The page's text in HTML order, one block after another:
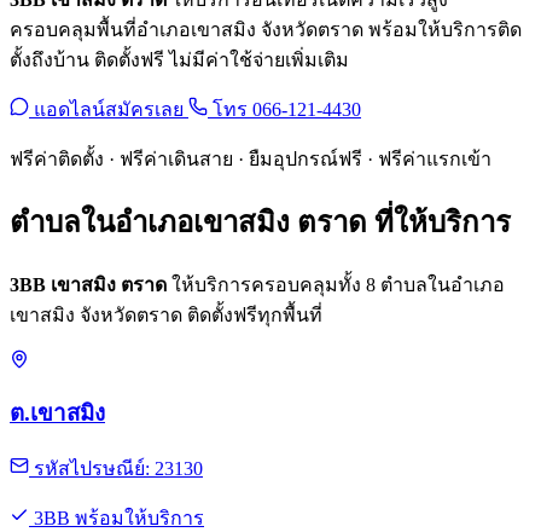
ครอบคลุมพื้นที่อำเภอเขาสมิง จังหวัดตราด พร้อมให้บริการติด
ตั้งถึงบ้าน ติดตั้งฟรี ไม่มีค่าใช้จ่ายเพิ่มเติม
แอดไลน์สมัครเลย โทร 066-121-4430
ฟรีค่าติดตั้ง · ฟรีค่าเดินสาย · ยืมอุปกรณ์ฟรี · ฟรีค่าแรกเข้า
ตำบลในอำเภอเขาสมิง ตราด ที่ให้บริการ
3BB เขาสมิง ตราด ให้บริการครอบคลุมทั้ง 8 ตำบลในอำเภอ
เขาสมิง จังหวัดตราด ติดตั้งฟรีทุกพื้นที่
ต.เขาสมิง
รหัสไปรษณีย์: 23130
3BB พร้อมให้บริการ